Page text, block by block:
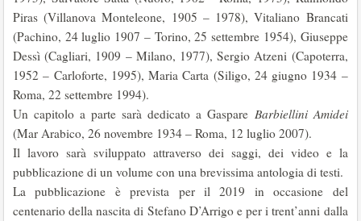
Piras (Villanova Monteleone, 1905 – 1978), Vitaliano Brancati
(Pachino, 24 luglio 1907 – Torino, 25 settembre 1954), Giuseppe
Dessì (Cagliari, 1909 – Milano, 1977), Sergio Atzeni (Capoterra,
1952 – Carloforte, 1995), Maria Carta (Siligo, 24 giugno 1934 –
Roma, 22 settembre 1994).
Un capitolo a parte sarà dedicato a Gaspare Barbiellini Amidei
(Mar Arabico, 26 novembre 1934 – Roma, 12 luglio 2007).
Il lavoro sarà sviluppato attraverso dei saggi, dei video e la
pubblicazione di un volume con una brevissima antologia di testi.
La pubblicazione è prevista per il 2019 in occasione del
centenario della nascita di Stefano D’Arrigo e per i trent’anni dalla